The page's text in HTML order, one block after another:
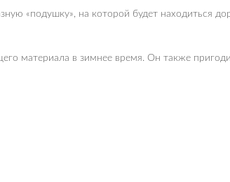
«подушку», на которой будет находиться
материала в зимнее время. Он также